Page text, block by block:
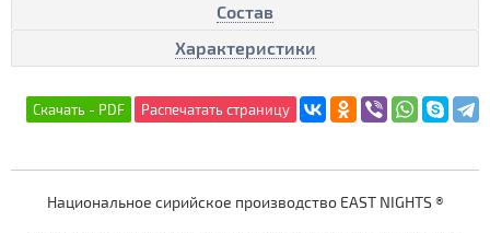
Состав
Характеристики
Национальное сирийское производство EAST NIGHTS ®